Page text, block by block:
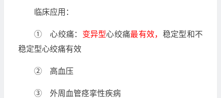
临床应用：
① 心绞痛： 变异型心绞痛最有效， 稳定型和不
稳定型心绞痛有效
② 高血压
③ 外周血管痉挛性疾病